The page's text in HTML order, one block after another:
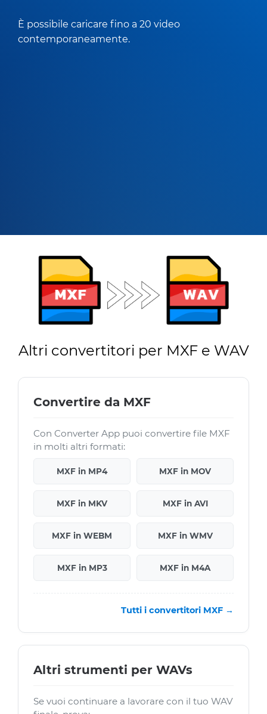
È possibile caricare fino a 20 video
contemporaneamente.
Altri convertitori per MXF e WAV
Convertire da MXF
Con Converter App puoi convertire file MXF
in molti altri formati:
MXF in MP4 MXF in MOV
MXF in MKV MXF in AVI
MXF in WEBM MXF in WMV
MXF in MP3 MXF in M4A
Tutti i convertitori MXF →
Altri strumenti per WAVs
Se vuoi continuare a lavorare con il tuo WAV